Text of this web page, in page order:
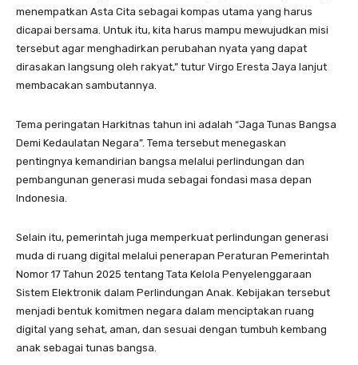
menempatkan Asta Cita sebagai kompas utama yang harus
dicapai bersama. Untuk itu, kita harus mampu mewujudkan misi
tersebut agar menghadirkan perubahan nyata yang dapat
dirasakan langsung oleh rakyat,” tutur Virgo Eresta Jaya lanjut
membacakan sambutannya.
Tema peringatan Harkitnas tahun ini adalah “Jaga Tunas Bangsa
Demi Kedaulatan Negara”. Tema tersebut menegaskan
pentingnya kemandirian bangsa melalui perlindungan dan
pembangunan generasi muda sebagai fondasi masa depan
Indonesia.
Selain itu, pemerintah juga memperkuat perlindungan generasi
muda di ruang digital melalui penerapan Peraturan Pemerintah
Nomor 17 Tahun 2025 tentang Tata Kelola Penyelenggaraan
Sistem Elektronik dalam Perlindungan Anak. Kebijakan tersebut
menjadi bentuk komitmen negara dalam menciptakan ruang
digital yang sehat, aman, dan sesuai dengan tumbuh kembang
anak sebagai tunas bangsa.